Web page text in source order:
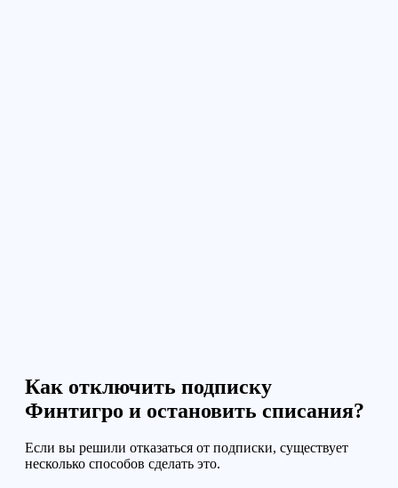
Как отключить подписку
Финтигро и остановить списания?
Если вы решили отказаться от подписки, существует
несколько способов сделать это.